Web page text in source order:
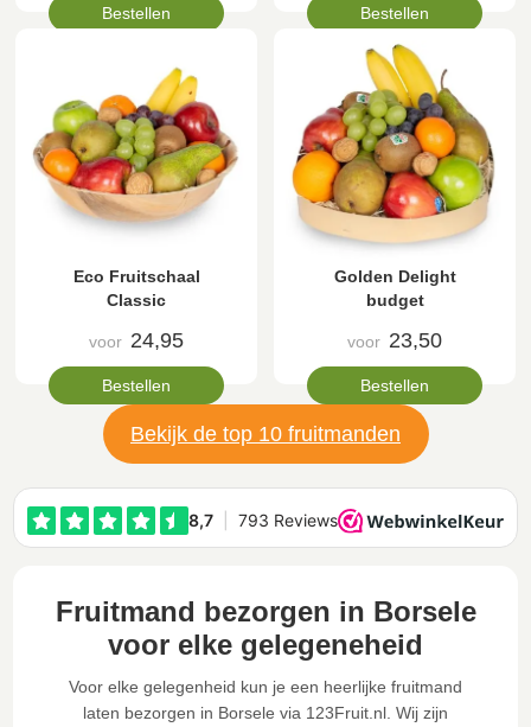
Bestellen Bestellen
Eco Fruitschaal
Classic
voor 24,95
Bestellen
Golden Delight
budget
voor 23,50
Bestellen
Bekijk de top 10 fruitmanden
Fruitmand bezorgen in Borsele
voor elke gelegeneheid
Voor elke gelegenheid kun je een heerlijke fruitmand
laten bezorgen in Borsele via 123Fruit.nl. Wij zijn